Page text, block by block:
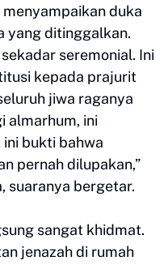
duka
yang ditinggalkan.
seremonial. Ini
kepada prajurit
jiwa raganya
almarhum, ini
bukti bahwa
pernah dilupakan,”
suaranya bergetar.
sangat khidmat.
jenazah di rumah